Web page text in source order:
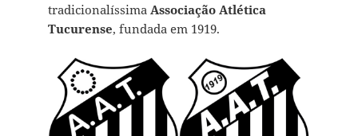
tradicionalíssima Associação Atlética
Tucurense, fundada em 1919.